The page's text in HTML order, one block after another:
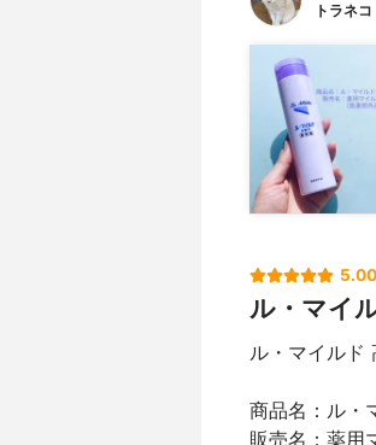
トラネコ
5.00
ル・マイ
ル・マイルド
商品名：ル・
販売名：薬用